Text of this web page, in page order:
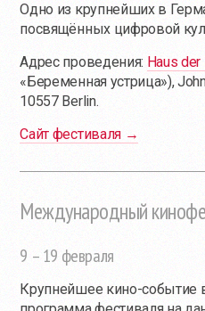
Одно из крупнейших в
посвящённых цифровой
Адрес проведения: Haus der
«Беременная устрица»),
10557 Berlin.
Сайт фестиваля →
Международный
9 – 19 февраля
Крупнейшее кино-событие